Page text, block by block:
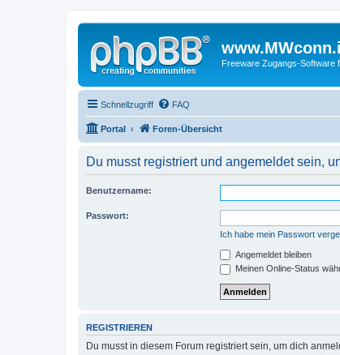
Freeware Zugangs-Software
Schnellzugriff FAQ
Portal Foren-Übersicht
Du musst registriert und angemeldet sein,
Benutzername:
Passwort:
Ich habe mein Passwort
Angemeldet bleiben
Meinen Online-Status
REGISTRIEREN
Du musst in diesem Forum registriert sein, um dich